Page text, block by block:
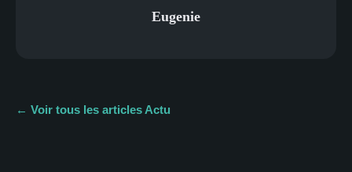
Eugenie
← Voir tous les articles Actu